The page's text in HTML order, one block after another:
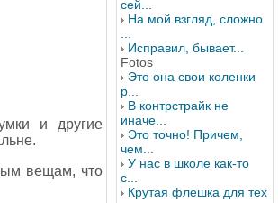
и другие
вещам, что
сей...
На мой взгляд, сложно
Исправил, бывает...
Fotos
Это она свои коленки
р...
В контрстрайк не
иначе...
Это точно! Причем,
чем...
У нас в школе как-то
с...
Крутая флешка для тех